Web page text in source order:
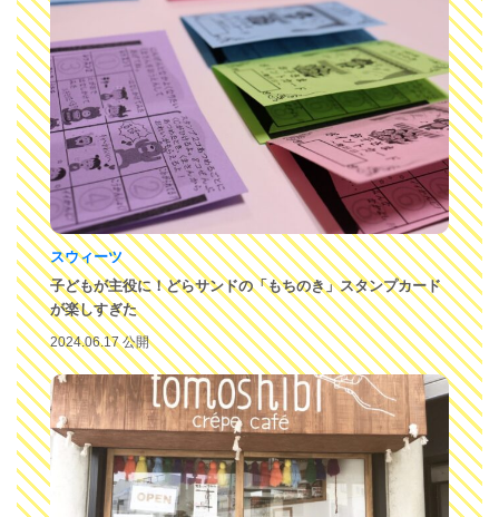
スウィーツ
子どもが主役に！どらサンドの「もちのき」スタンプカード
が楽しすぎた
2024.06.17 公開